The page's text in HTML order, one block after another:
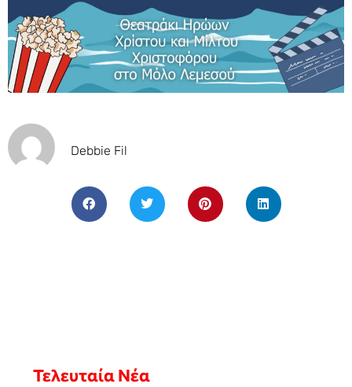
Debbie Fil
Τελευταία Νέα